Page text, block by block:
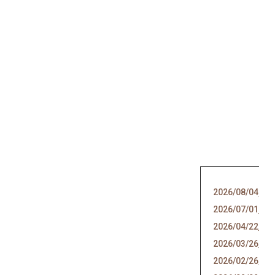
2026/08/04
2026/07/01
2026/04/22
2026/03/26
2026/02/26